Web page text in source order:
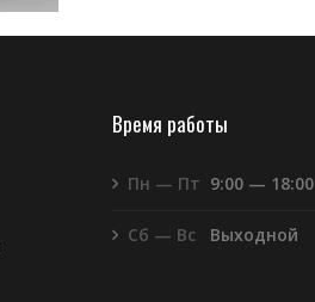
Время работы
Пн — Пт 9:00 — 18:00
Сб — Вс Выходной